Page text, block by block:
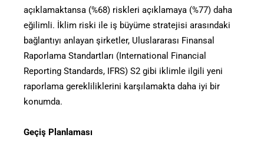
açıklamaktansa (%68) riskleri açıklamaya (%77) daha
eğilimli. İklim riski ile iş büyüme stratejisi arasındaki
bağlantıyı anlayan şirketler, Uluslararası Finansal
Raporlama Standartları (International Financial
Reporting Standards, IFRS) S2 gibi iklimle ilgili yeni
raporlama gerekliliklerini karşılamakta daha iyi bir
konumda.
Geçiş Planlaması